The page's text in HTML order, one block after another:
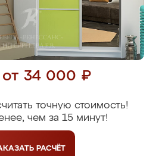
от 34 000 ₽
точную стоимость!
чем за 15 минут!
РАСЧЁТ